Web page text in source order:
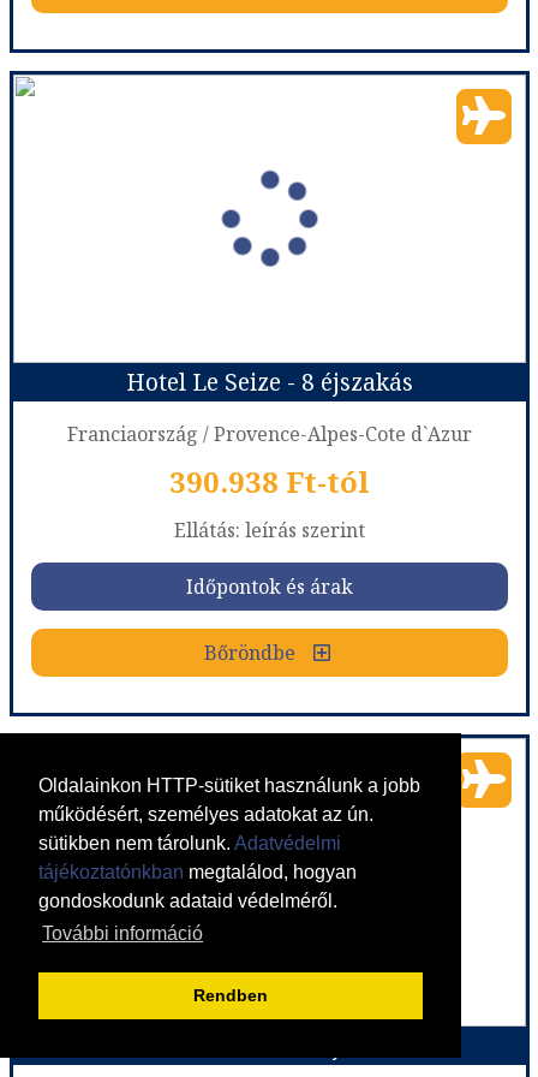
Oldalainkon HTTP-sütiket használunk a jobb
működésért, személyes adatokat az ún.
sütikben nem tárolunk. Adatvédelmi
tájékoztatónkban megtalálod, hogyan
gondoskodunk adataid védelméről.
További információ
Rendben
Olasz - Francia Riviéra legszebb tájai
Körutazás Olaszországban
Utazás módja: Repülővel
Ellátás: Reggeli
Szálláskategória:Program szerint
Szobatípus: 2 ágyas szoba
Időpont: 2026-10-07 | 6 éj
már 389.990 Ft-tól
Időpontok és árak
Bőröndbe
Hotel Le Seize - 8 éjszakás
Franciaország / Provence-Alpes-Cote d`Azur
390.938 Ft-tól
Ellátás: leírás szerint
Időpontok és árak
Bőröndbe
Ország:Franciaország
Város:Nice
Utazás módja: Repülővel
Ellátás:leírás szerint
Szálláskategória:Hotel ***
Szobatípus:DOUBLE STANDARD - Small standard room
Időtartam: